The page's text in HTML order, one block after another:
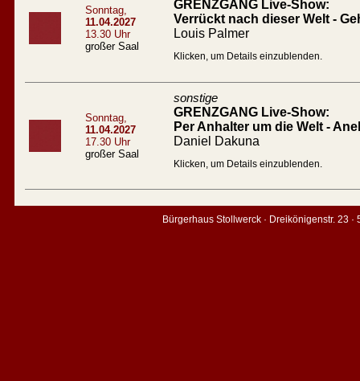
Sonntag,
11.04.2027
13.30 Uhr
großer Saal
GRENZGANG Live-Show:
Verrückt nach dieser Welt -
Louis Palmer
Klicken, um Details einzublenden.
Sonntag,
11.04.2027
17.30 Uhr
großer Saal
sonstige
GRENZGANG Live-Show:
Per Anhalter um die Welt -
Daniel Dakuna
Klicken, um Details einzublenden.
Bürgerhaus Stollwerck · Dreikönigenstr. 23